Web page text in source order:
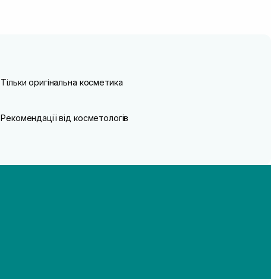
Тільки оригінальна косметика
Рекомендації від косметологів